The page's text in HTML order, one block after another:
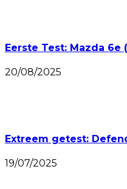
Eerste Test: Mazda 6e
20/08/2025
Extreem getest:
19/07/2025